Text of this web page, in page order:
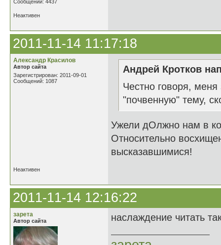
Сообщений: 4437
Неактивен
2011-11-14 11:17:18
Александр Красилов
Автор сайта
Зарегистрирован: 2011-09-01
Сообщений: 1087
Андрей Кротков
Честно говоря,
"почвенную" тему,
Ужели дОлжно нам в
Относительно
высказавшимися!
Неактивен
2011-11-14 12:16:22
зарета
Автор сайта наслаждение читать